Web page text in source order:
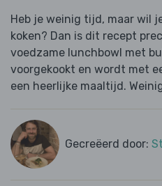
Heb je weinig tijd, maar wil
koken? Dan is dit recept
voedzame lunchbowl met
voorgekookt en wordt met
een heerlijke maaltijd.
Gecreëerd door: